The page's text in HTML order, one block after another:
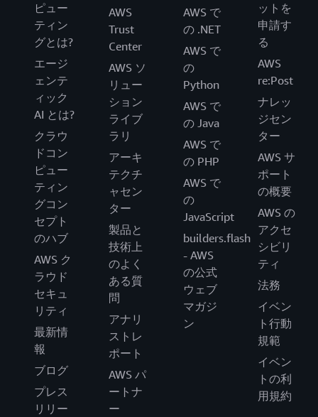
ピュー
ティン
グとは?
エージ
ェンテ
ィック
AI とは?
クラウ
ドコン
ピュー
ティン
グコン
セプト
のハブ
AWS ク
ラウド
セキュ
リティ
最新情
報
ブログ
プレス
リリー
AWS
Trust
Center
AWS ソ
リュー
ション
ライブ
ラリ
アーキ
テクチ
ャセン
ター
製品と
技術上
のよく
ある質
問
アナリ
ストレ
ポート
AWS パ
ートナ
ー
AWS で
の .NET
AWS で
の
Python
AWS で
の Java
AWS で
の PHP
AWS で
の
JavaScript
builders.flash
- AWS
の公式
ウェブ
マガジ
ン
ットを
申請す
る
AWS
re:Post
ナレッ
ジセン
ター
AWS サ
ポート
の概要
AWS の
アクセ
シビリ
ティ
法務
イベン
ト行動
規範
イベン
トの利
用規約